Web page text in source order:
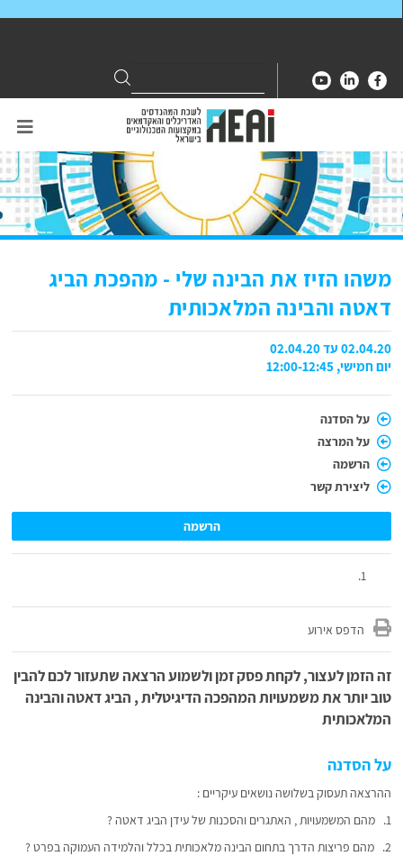
for:
Search
משהו הזיז את הבינה שלי - מהפכת הביג
דאטה והבינה המלאכותית
02.04.20 עד 02.04.20
יום חמישי, 12:00-12:45
על הסדנה
על המרצה
הרשמה
ליצירת קשר
הרשמה
הדפס אירוע
זה הזמן לעצור, לקחת פסק זמן ולשמוע הרצאה שתעזור לכם להבין
טוב יותר את משמעויות המהפכה הדיגיטלית , הביג דאטה והבינה
המלאכותית
על הסדנה
ההרצאה תעסוק בשלושה נושאים עיקריים :
1. מהם המשמעויות , האתגרים והסכנות של עידן הביג דאטה ?
2. מהם פריצות הדרך בתחום הבינה מלאכותית בכלל והלמידה העמוקה בפרט ?